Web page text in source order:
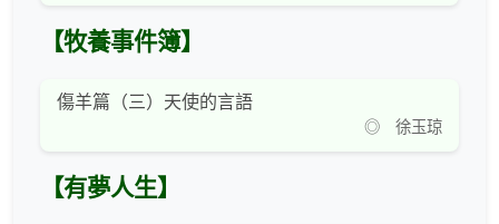
【牧養事件簿】
傷羊篇（三）天使的言語
◎ 徐玉琼
【有夢人生】